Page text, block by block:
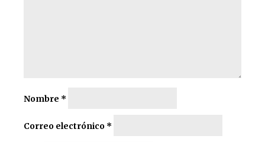
Nombre *
Correo electrónico *